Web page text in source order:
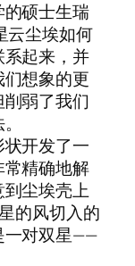
硕士生瑞
云尘埃如何
起来，并
想象的更
弱了我们
开发了一
精确地解
尘埃壳上
的风切入的
一对双星——